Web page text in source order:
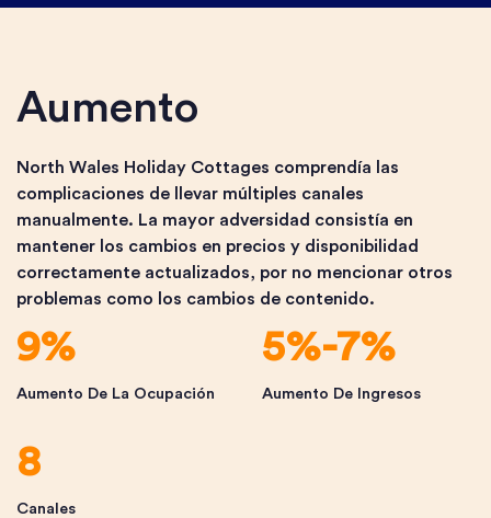
Aumento
North Wales Holiday Cottages comprendía las
complicaciones de llevar múltiples canales
manualmente. La mayor adversidad consistía en
mantener los cambios en precios y disponibilidad
correctamente actualizados, por no mencionar otros
problemas como los cambios de contenido.
9%
Aumento De La Ocupación
5%-7%
Aumento De Ingresos
8
Canales